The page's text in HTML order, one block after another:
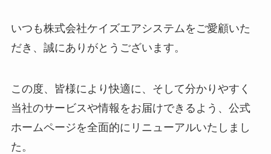
いつも株式会社ケイズエアシステムをご愛顧いた
だき、誠にありがとうございます。
この度、皆様により快適に、そして分かりやすく
当社のサービスや情報をお届けできるよう、公式
ホームページを全面的にリニューアルいたしまし
た。